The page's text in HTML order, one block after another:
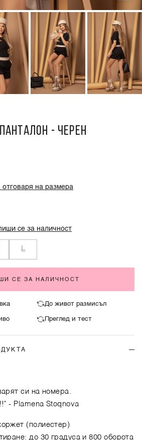
ПАНТАЛОН - ЧЕРЕН
отговаря на размера
се за наличност
L
СЕ ЗА НАЛИЧНОСТ
До живот размисъл
Преглед и тест
си на номера.
- Plamena Stoqnova
(полиестер)
до 30 градуса и 800 оборота